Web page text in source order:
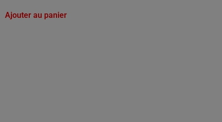
Ajouter au panier